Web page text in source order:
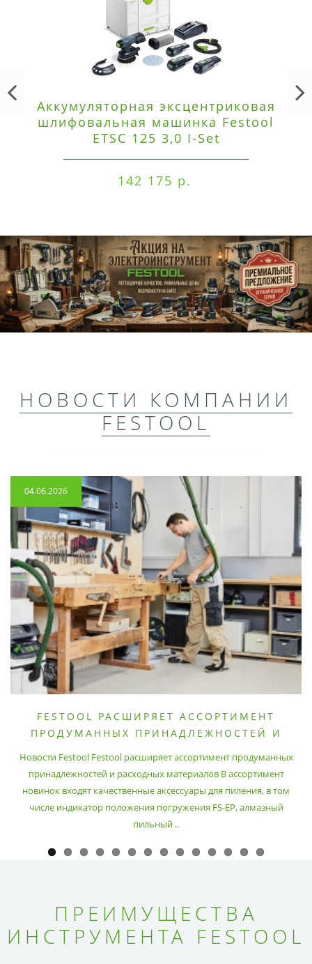
Аккумуляторная эксцентриковая
шлифовальная машинка Festool
ETSC 125 3,0 I-Set
142 175 р.
НОВОСТИ КОМПАНИИ
FESTOOL
04.06.2026
FESTOOL РАСШИРЯЕТ АССОРТИМЕНТ
ПРОДУМАННЫХ ПРИНАДЛЕЖНОСТЕЙ И
Новости Festool Festool расширяет ассортимент продуманных
принадлежностей и расходных материалов В ассортимент
новинок входят качественные аксессуары для пиления, в том
числе индикатор положения погружения FS-EP, алмазный
пильный ..
ПРЕИМУЩЕСТВА
ИНСТРУМЕНТА FESTOOL